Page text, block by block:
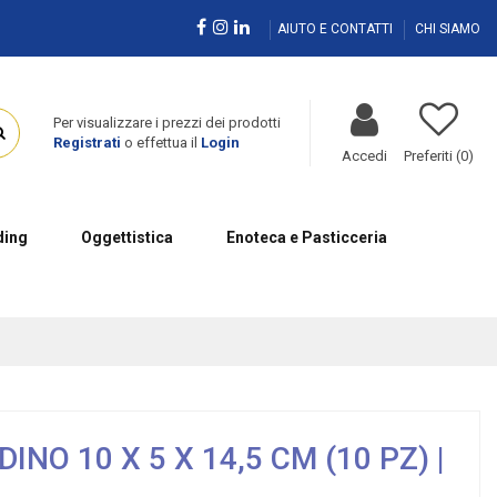
AIUTO E CONTATTI CHI SIAMO
Per visualizzare i prezzi dei prodotti
Registrati o effettua il Login
Accedi Preferiti (0)
Oggettistica Enoteca e Pasticceria
10 X 5 X 14,5 CM (10 PZ) |